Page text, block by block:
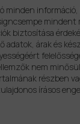
minden információ,
mindent
biztosítása
adatok, árak és
nem
részben
írásos